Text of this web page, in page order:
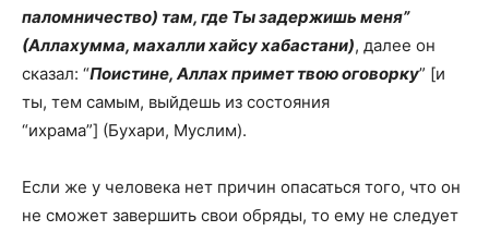
паломничество) там, где Ты задержишь меня”
(Аллахумма, махалли хайсу хабастани), далее он
сказал: “Поистине, Аллах примет твою оговорку” [и
ты, тем самым, выйдешь из состояния
“ихрама”] (Бухари, Муслим).
Если же у человека нет причин опасаться того, что он
не сможет завершить свои обряды, то ему не следует